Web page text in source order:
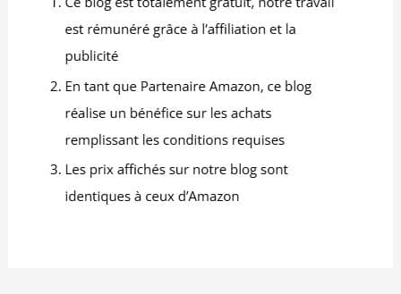
vinaigrettes, les portions
individuelles de
HYGIÉNIQUE ET
NETTOYAGE FACILE :
Garantissez une
propreté irréprochable
sans effort après chaque
repas convivial. La
surface lisse de ces